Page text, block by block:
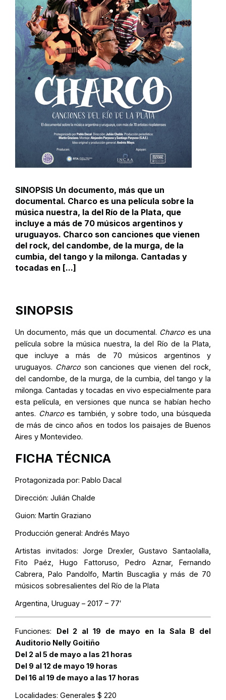
SINOPSIS Un documento, más que un
documental. Charco es una película sobre la
música nuestra, la del Río de la Plata, que
incluye a más de 70 músicos argentinos y
uruguayos. Charco son canciones que vienen
del rock, del candombe, de la murga, de la
cumbia, del tango y la milonga. Cantadas y
tocadas en [...]
SINOPSIS
Un documento, más que un documental. Charco es una
película sobre la música nuestra, la del Río de la Plata,
que incluye a más de 70 músicos argentinos y
uruguayos. Charco son canciones que vienen del rock,
del candombe, de la murga, de la cumbia, del tango y la
milonga. Cantadas y tocadas en vivo especialmente para
esta película, en versiones que nunca se habían hecho
antes. Charcoes también, y sobre todo, una búsqueda
de más de cinco años en todos los paisajes de Buenos
Aires y Montevideo.
FICHA TÉCNICA
Protagonizada por: Pablo Dacal
Dirección: Julián Chalde
Guion: Martín Graziano
Producción general: Andrés Mayo
Artistas invitados: Jorge Drexler, Gustavo Santaolalla,
Fito Paéz, Hugo Fattoruso, Pedro Aznar, Fernando
Cabrera, Palo Pandolfo, Martín Buscaglia y más de 70
músicos sobresalientes del Río de la Plata
Argentina, Uruguay – 2017 – 77′
Funciones:
Del 2 al 19 de mayo en la Sala B del
Auditorio Nelly Goitiño
Del 2 al 5 de mayo a las 21 horas
Del 9 al 12 de mayo 19 horas
Del 16 al 19 de mayo a las 17 horas
Localidades: Generales $ 220